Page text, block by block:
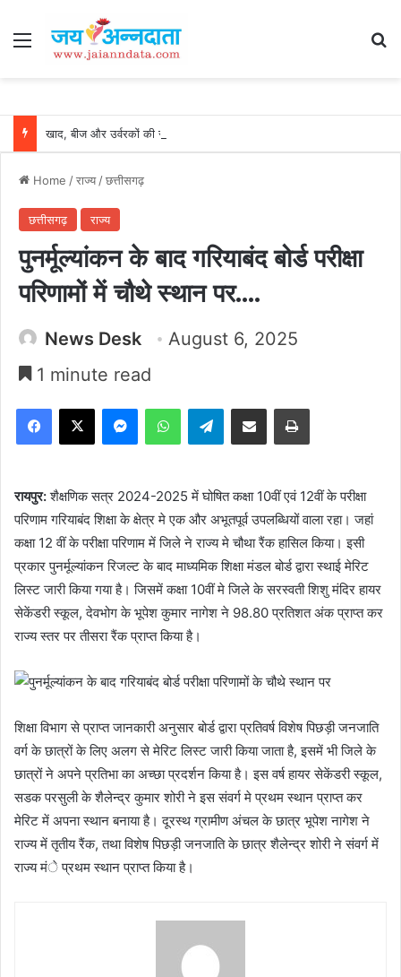
Menu
Home /राज्य/छत्तीसगढ़
छत्तीसगढ़ राज्य
पुनर्मूल्यांकन के बाद गरियाबंद बोर्ड परीक्षा
परिणामों में चौथे स्थान पर….
News Desk
August 6, 2025
1 minute read
Facebook
X MessengerWhatsAppTelegramShare via Email Print
रायपुर:शैक्षणिक सत्र 2024-2025 में घोषित कक्षा 10वीं एवं 12वीं के परीक्षा
परिणाम गरियाबंद शिक्षा के क्षेत्र मे एक और अभूतपूर्व उपलब्धियों वाला रहा। जहां
कक्षा 12 वीं के परीक्षा परिणाम में जिले ने राज्य मे चौथा रैंक हासिल किया। इसी
प्रकार पुनर्मूल्यांकन रिजल्ट के बाद माध्यमिक शिक्षा मंडल बोर्ड द्वारा स्थाई मेरिट
लिस्ट जारी किया गया है। जिसमें कक्षा 10वीं मे जिले के सरस्वती शिशु मंदिर हायर
सेकेंडरी स्कूल, देवभोग के भूपेश कुमार नागेश ने 98.80 प्रतिशत अंक प्राप्त कर
राज्य स्तर पर तीसरा रैंक प्राप्त किया है।
शिक्षा विभाग से प्राप्त जानकारी अनुसार बोर्ड द्वारा प्रतिवर्ष विशेष पिछड़ी जनजाति
वर्ग के छात्रों के लिए अलग से मेरिट लिस्ट जारी किया जाता है, इसमें भी जिले के
छात्रों ने अपने प्रतिभा का अच्छा प्रदर्शन किया है। इस वर्ष हायर सेकेंडरी स्कूल,
सडक परसुली के शैलेन्द्र कुमार शोरी ने इस संवर्ग मे प्रथम स्थान प्राप्त कर
मेरिट में अपना स्थान बनाया है। दूरस्थ ग्रामीण अंचल के छात्र भूपेश नागेश ने
राज्य में तृतीय रैंक, तथा विशेष पिछड़ी जनजाति के छात्र शैलेन्द्र शोरी ने संवर्ग में
राज्य मंे प्रथम स्थान प्राप्त किया है।